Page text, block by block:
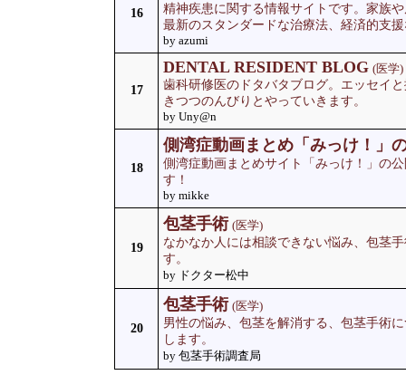
16
精神疾患に関する情報サイトです。家族
最新のスタンダードな治療法、経済的支
by azumi
17
DENTAL RESIDENT BLOG (医学)
歯科研修医のドタバタブログ。エッセイ
きつつのんびりとやっていきます。
by Uny@n
18
側湾症動画まとめ「みっけ！」
側湾症動画まとめサイト「みっけ！」の
す！
by mikke
19
包茎手術 (医学)
なかなか人には相談できない悩み、包茎
す。
by ドクター松中
20
包茎手術 (医学)
男性の悩み、包茎を解消する、包茎手術
します。
by 包茎手術調査局